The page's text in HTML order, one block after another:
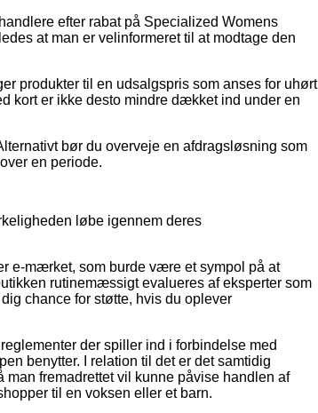
efter rabat på Specialized Womens
at man er velinformeret til at modtage den
produkter til en udsalgspris som anses for uhørt
kort er ikke desto mindre dækket ind under en
bør du overveje en afdragsløsning som
en periode.
løbe igennem deres
e-mærket, som burde være et sympol på at
rutinemæssigt evalueres af eksperter som
chance for støtte, hvis du oplever
der spiller ind i forbindelse med
benytter. I relation til det er det samtidig
fremadrettet vil kunne påvise handlen af
til en voksen eller et barn.